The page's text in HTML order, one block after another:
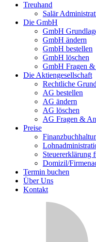
Treuhand
Salär
Die GmbH
GmbH
GmbH ändern
GmbH bestellen
GmbH löschen
GmbH Fragen
Die Aktiengesellschaft
Rechtliche
AG bestellen
AG ändern
AG löschen
AG Fragen &
Preise
Steuererklärung
Domizil/
Termin buchen
Über Uns
Kontakt